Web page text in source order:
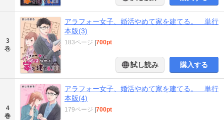
3
巻
アラフォー女子、婚活やめて家を建てる。 単行
本版(3)
183ページ |700pt
試し読み 購入する
4
巻
アラフォー女子、婚活やめて家を建てる。 単行
本版(4)
179ページ |700pt